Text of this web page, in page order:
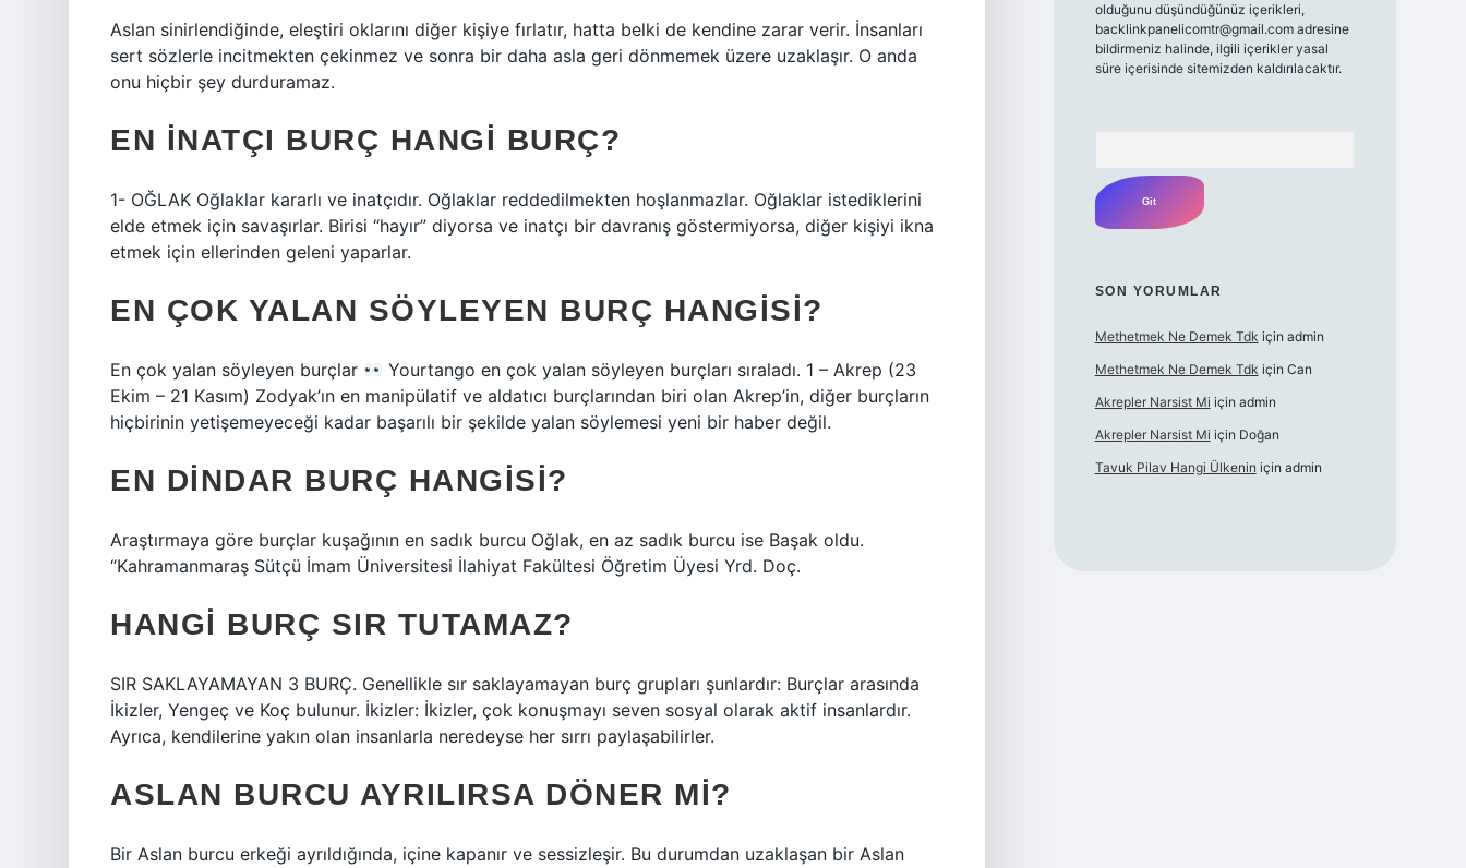
Aslan sinirlendiğinde, eleştiri oklarını diğer kişiye fırlatır, hatta belki de kendine zarar verir. İnsanları
sert sözlerle incitmekten çekinmez ve sonra bir daha asla geri dönmemek üzere uzaklaşır. O anda
onu hiçbir şey durduramaz.
EN INATÇI BURÇ HANGI BURÇ?
1- OĞLAK Oğlaklar kararlı ve inatçıdır. Oğlaklar reddedilmekten hoşlanmazlar. Oğlaklar istediklerini
elde etmek için savaşırlar. Birisi “hayır” diyorsa ve inatçı bir davranış göstermiyorsa, diğer kişiyi ikna
etmek için ellerinden geleni yaparlar.
EN ÇOK YALAN SÖYLEYEN BURÇ HANGISI?
En çok yalan söyleyen burçlar
Yourtango en çok yalan söyleyen burçları sıraladı. 1 – Akrep (23
Ekim – 21 Kasım) Zodyak’ın en manipülatif ve aldatıcı burçlarından biri olan Akrep’in, diğer burçların
hiçbirinin yetişemeyeceği kadar başarılı bir şekilde yalan söylemesi yeni bir haber değil.
EN DINDAR BURÇ HANGISI?
Araştırmaya göre burçlar kuşağının en sadık burcu Oğlak, en az sadık burcu ise Başak oldu.
“Kahramanmaraş Sütçü İmam Üniversitesi İlahiyat Fakültesi Öğretim Üyesi Yrd. Doç.
HANGI BURÇ SIR TUTAMAZ?
SIR SAKLAYAMAYAN 3 BURÇ. Genellikle sır saklayamayan burç grupları şunlardır: Burçlar arasında
İkizler, Yengeç ve Koç bulunur. İkizler: İkizler, çok konuşmayı seven sosyal olarak aktif insanlardır.
Ayrıca, kendilerine yakın olan insanlarla neredeyse her sırrı paylaşabilirler.
ASLAN BURCU AYRILIRSA DÖNER MI?
Bir Aslan burcu erkeği ayrıldığında, içine kapanır ve sessizleşir. Bu durumdan uzaklaşan bir Aslan
olduğunu düşündüğünüz içerikleri,
backlinkpanelicomtr@gmail.comadresine
bildirmeniz halinde, ilgili içerikler yasal
süre içerisinde sitemizden kaldırılacaktır.
SON YORUMLAR
Methetmek Ne Demek Tdk için admin
Methetmek Ne Demek Tdk için Can
Akrepler Narsist Mi için admin
Akrepler Narsist Mi için Doğan
Tavuk Pilav Hangi Ülkenin için admin